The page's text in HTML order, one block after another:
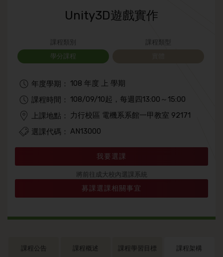
Unity3D遊戲實作
課程類別
學分課程
課程類型
年度學期：
108 年度 上 學期
課程時間：
108/09/10起，每週四13:00～15:00
上課地點：
力行校區 電機系系館一甲教室 92171
選課代碼： AN13000
我要選課
將前往成大校內選課系統
募課選課相關事宜
課程公告 課程概述 課程學習目標 課程架構